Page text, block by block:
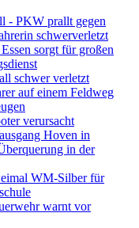
- PKW prallt gegen
schwerverletzt
sorgt für großen
schwer verletzt
auf einem Feldweg
verursacht
Hoven in
in der
WM-Silber für
warnt vor